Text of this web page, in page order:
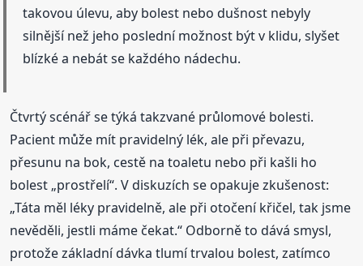
takovou úlevu, aby bolest nebo dušnost nebyly
silnější než jeho poslední možnost být v klidu, slyšet
blízké a nebát se každého nádechu.
Čtvrtý scénář se týká takzvané průlomové bolesti.
Pacient může mít pravidelný lék, ale při převazu,
přesunu na bok, cestě na toaletu nebo při kašli ho
bolest „prostřelí“. V diskuzích se opakuje zkušenost:
„Táta měl léky pravidelně, ale při otočení křičel, tak jsme
nevěděli, jestli máme čekat.“ Odborně to dává smysl,
protože základní dávka tlumí trvalou bolest, zatímco